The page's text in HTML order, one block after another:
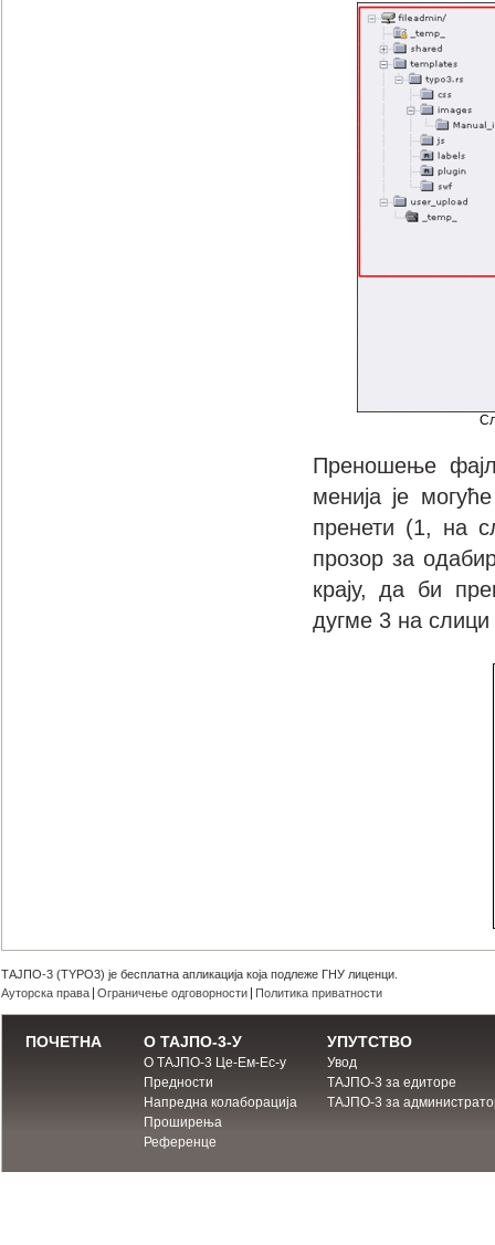
Преношење
менија је
пренети (1, на
прозор за
крају, да би
дугме 3 на слици
ТАЈПО-3 (TYPO3) је бесплатна апликација која подлеже ГНУ лиценци.
Ауторска права
Ограничење одговорности Политика приватности
ПОЧЕТНА О ТАЈПО-3-У
О ТАЈПО-3 Це-Ем-Ес-у
Предности
Напредна колаборација
Проширења
Референце
УПУТСТВО
Увод
ТАЈПО-3 за едиторе
ТАЈПО-3 за